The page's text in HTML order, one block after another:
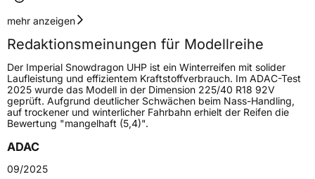
Geschwindigkeitsindex
Höchstgeschwindigkeit
240 km/h
Lastindex102
Höchstlast850 kg
Fahrzeugtyp
mehr anzeigen
Redaktionsmeinungen für Modellreihe
Der Imperial Snowdragon UHP ist ein Winterreifen mit solider
Laufleistung und effizientem Kraftstoffverbrauch. Im ADAC-Test
2025 wurde das Modell in der Dimension 225/40 R18 92V
geprüft. Aufgrund deutlicher Schwächen beim Nass-Handling,
auf trockener und winterlicher Fahrbahn erhielt der Reifen die
Bewertung "mangelhaft (5,4)".
ADAC
09/2025